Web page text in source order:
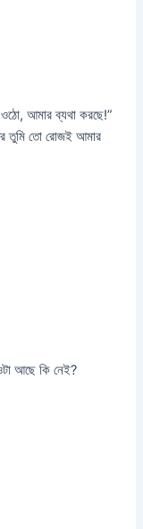
আমার ব্যথা করছে!”
তুমি তো রোজই আমার
আছে কি নেই?